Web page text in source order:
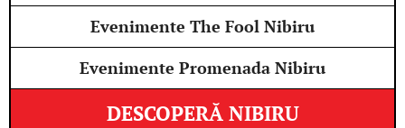
Evenimente The Fool Nibiru
Evenimente Promenada Nibiru
DESCOPERĂ NIBIRU